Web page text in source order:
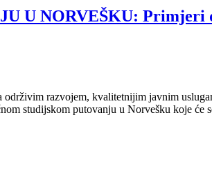
U NORVEŠKU: Primjeri
razvojem, kvalitetnijim javnim
studijskom putovanju u Norvešku koje će